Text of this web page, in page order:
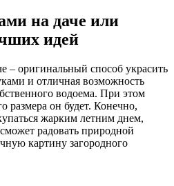
на даче или
идей
– оригинальный способ украсить
и отличная возможность
водоема. При этом
размера он будет. Конечно,
жарким летним днем,
радовать природной
картину загородного